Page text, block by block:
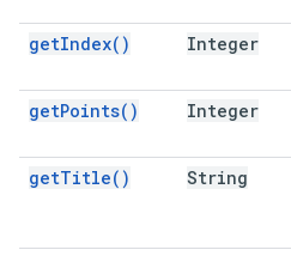
getIndex( ) Integer
getPoints( ) Integer
getTitle( ) String